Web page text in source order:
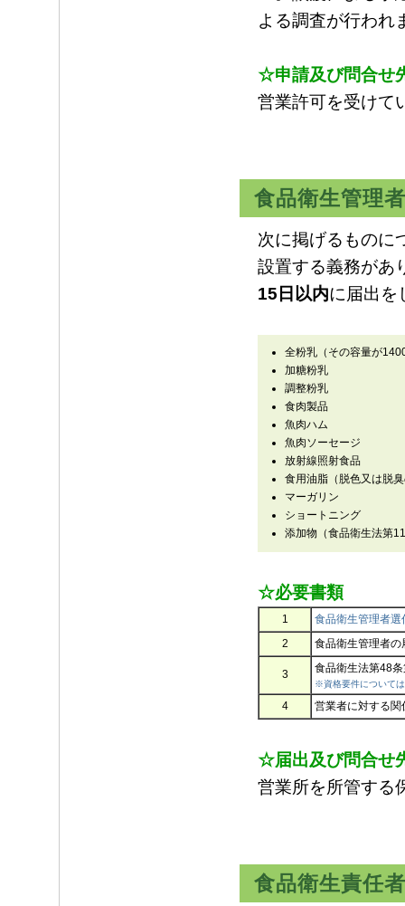
よる調査が行われ
☆申請及び問合せ
営業許可を受けて
食品衛生管理者
次に掲げるものに
設置する義務があ
15日以内に届出を
全粉乳（その容量が
加糖粉乳
調整粉乳
食肉製品
魚肉ハム
魚肉ソーセージ
放射線照射食品
食用油脂（脱色又は脱
マーガリン
ショートニング
添加物（食品衛生法第
☆必要書類
1
食品衛生管理者選
2
食品衛生管理者の
3 食品衛生法第48
※資格要件について
4 営業者に対する関
☆届出及び問合せ
営業所を所管する
食品衛生責任者